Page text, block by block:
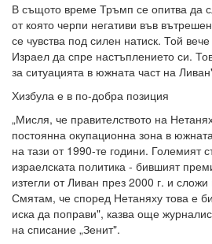
В същото време Тръмп се опитва да
от която черпи негативи във
се чувства под силен натиск. Той
Израел да спре настъплението си.
за ситуацията в южната част на
Хизбула е в по-добра позиция
„Мисля, че правителството на
постоянна окупационна зона в
на тази от 1990-те години. Големият
израелската политика - бившият
изтегли от Ливан през 2000 г. и
Смятам, че според Нетаняху това е
иска да поправи", казва още
на списание „Зенит".